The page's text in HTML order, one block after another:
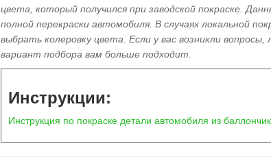
цвета, который получился при заводской покраске.
полной перекраски автомобиля . В случаях локальной
выбрать колеровку цвета. Если у вас возникли
вариант подбора вам больше подходит.
Инструкции:
Инструкция по покраске детали автомобиля из